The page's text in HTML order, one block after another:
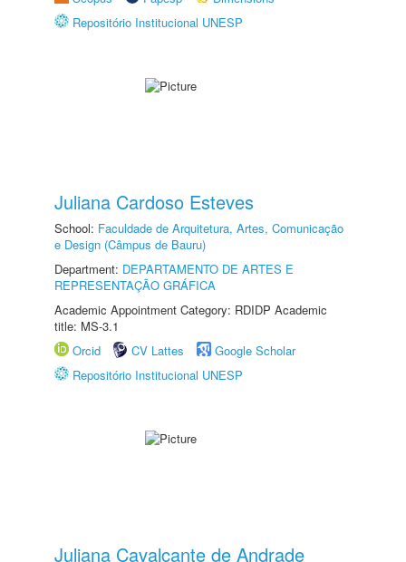
Repositório Institucional UNESP
Juliana Cardoso Esteves
School: Faculdade de Arquitetura, Artes, Comunicação
e Design (Câmpus de Bauru)
Department: DEPARTAMENTO DE ARTES E
REPRESENTAÇÃO GRÁFICA
Academic Appointment Category: RDIDP Academic
title: MS-3.1
Orcid
CV Lattes
Google Scholar
Repositório Institucional UNESP
Juliana Cavalcante de Andrade